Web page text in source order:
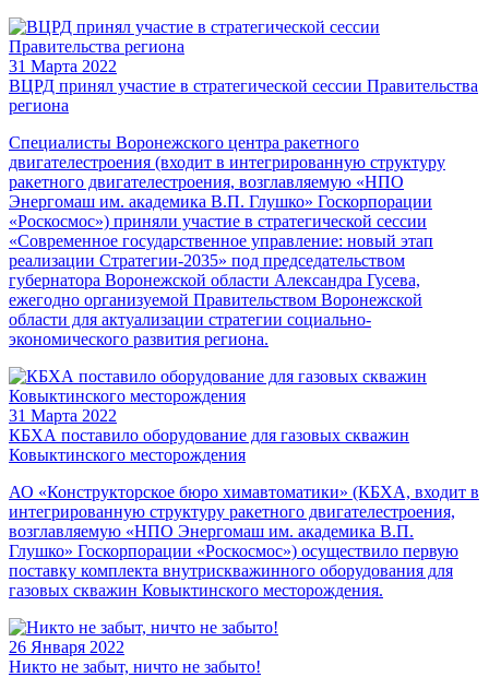
31 Марта 2022
ВЦРД принял участие в стратегической сессии Правительства
региона
Специалисты Воронежского центра ракетного
двигателестроения (входит в интегрированную структуру
ракетного двигателестроения, возглавляемую «НПО
Энергомаш им. академика В.П. Глушко» Госкорпорации
«Роскосмос») приняли участие в стратегической сессии
«Современное государственное управление: новый этап
реализации Стратегии-2035» под председательством
губернатора Воронежской области Александра Гусева,
ежегодно организуемой Правительством Воронежской
области для актуализации стратегии социально-
экономического развития региона.
31 Марта 2022
КБХА поставило оборудование для газовых скважин
Ковыктинского месторождения
АО «Конструкторское бюро химавтоматики» (КБХА, входит в
интегрированную структуру ракетного двигателестроения,
возглавляемую «НПО Энергомаш им. академика В.П.
Глушко» Госкорпорации «Роскосмос») осуществило первую
поставку комплекта внутрискважинного оборудования для
газовых скважин Ковыктинского месторождения.
26 Января 2022
Никто не забыт, ничто не забыто!